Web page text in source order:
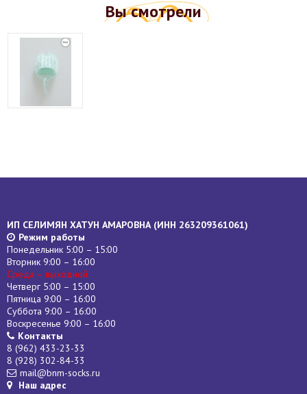
Вы смотрели
ИП СЕЛИМЯН ХАТУН АМАРОВНА (ИНН 263209361061)
Режим работы
Понедельник 5:00 – 15:00
Вторник 9:00 – 16:00
Среда – выходной
Четверг 5:00 – 15:00
Пятница 9:00 – 16:00
Суббота 9:00 – 16:00
Воскресенье 9:00 – 16:00
Контакты
8 (962) 433-23-33
8 (928) 302-84-33
mail@bnm-socks.ru
Наш адрес